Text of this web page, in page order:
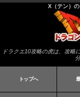
X（テン）
ドラクエ10攻略の虎は、攻略
トップへ